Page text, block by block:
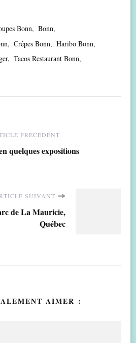
Bonn
Bonn
Crêpes Bonn
Haribo Bonn
Tacos Restaurant Bonn
PRÉCÉDENT
quelques expositions
SUIVANT
de La Mauricie,
Québec
AIMER :